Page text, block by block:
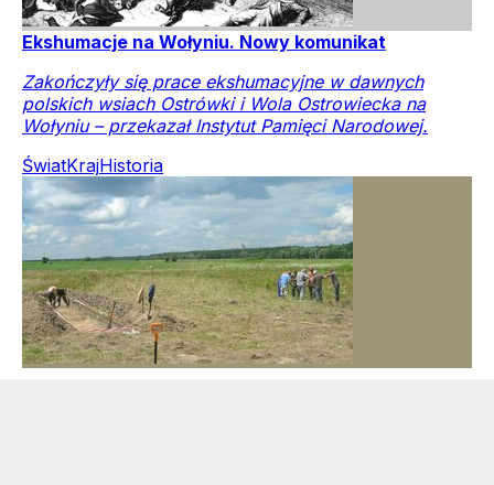
Ekshumacje na Wołyniu. Nowy komunikat
Zakończyły się prace ekshumacyjne w dawnych
polskich wsiach Ostrówki i Wola Ostrowiecka na
Wołyniu – przekazał Instytut Pamięci Narodowej.
ŚwiatKrajHistoria